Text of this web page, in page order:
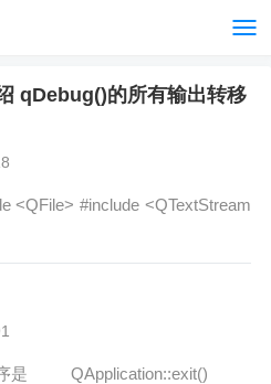
qDebug()的所有输出转移
<QFile> #include <QTextStream
序是 QApplication::exit()